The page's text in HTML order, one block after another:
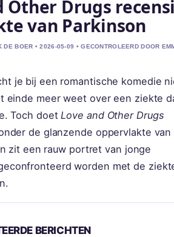
Other Drugs
van Parkinson
DE BOER • 2026-05-09 • GECONTROLEERD DOOR
je bij een romantische komedie
einde meer weet over een ziekte
Toch doet Love and Other Drugs
de glanzende oppervlakte van
zit een rauw portret van jonge
worden met de
BERICHTEN